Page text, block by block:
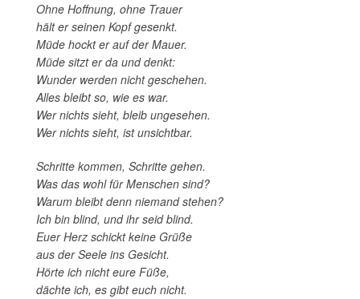
Ohne Hoffnung, ohne Trauer
hält er seinen Kopf gesenkt.
Müde hockt er auf der Mauer.
Müde sitzt er da und denkt:
Wunder werden nicht geschehen.
Alles bleibt so, wie es war.
Wer nichts sieht, bleib ungesehen.
Wer nichts sieht, ist unsichtbar.
Schritte kommen, Schritte gehen.
Was das wohl für Menschen sind?
Warum bleibt denn niemand stehen?
Ich bin blind, und ihr seid blind.
Euer Herz schickt keine Grüße
aus der Seele ins Gesicht.
Hörte ich nicht eure Füße,
dächte ich, es gibt euch nicht.